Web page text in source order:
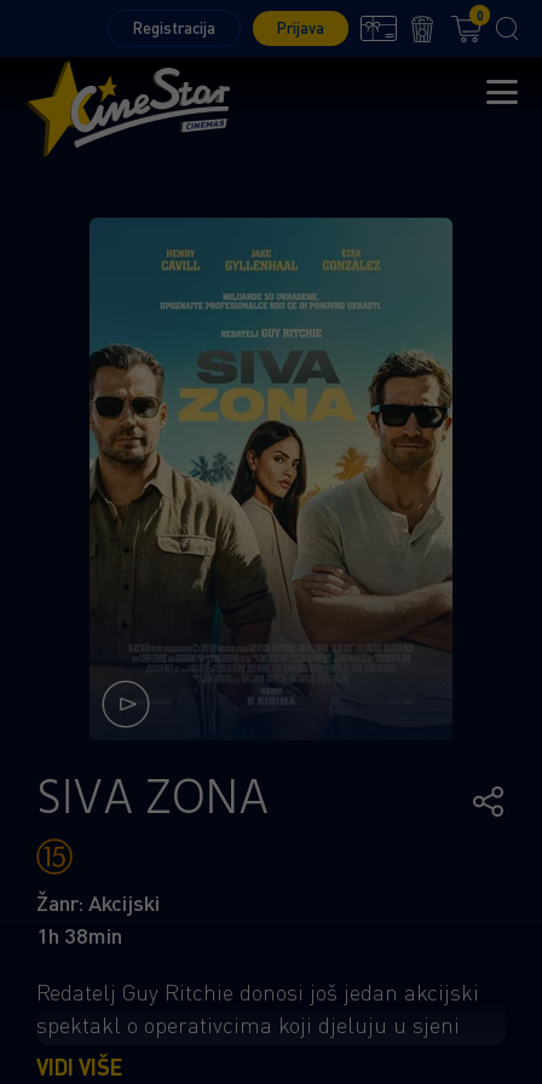
Registracija Prijava
0
SIVA ZONA
Žanr: Akcijski
1h 38min
Redatelj Guy Ritchie donosi još jedan akcijski
spektakl o operativcima koji djeluju u sjeni
globalne moći, uz impresivnu glumačku
VIDI VIŠE